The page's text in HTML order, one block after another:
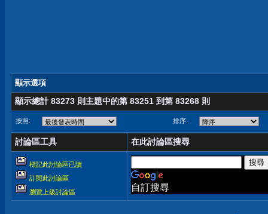
顯示選項
顯示總計 83273 則主題中的第 83251 到第 83268 則
按照: 排序:
討論區工具 在此討論區搜尋
標記此討論區已讀
訂閱此討論區
瀏覽上級討論區
自訂搜尋